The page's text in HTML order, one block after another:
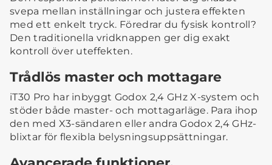
svepa mellan inställningar och justera effekten
med ett enkelt tryck. Föredrar du fysisk kontroll?
Den traditionella vridknappen ger dig exakt
kontroll över uteffekten.
Trådlös master och mottagare
iT30 Pro har inbyggt Godox 2,4 GHz X-system och
stöder både master- och mottagarläge. Para ihop
den med X3-sändaren eller andra Godox 2,4 GHz-
blixtar för flexibla belysningsuppsättningar.